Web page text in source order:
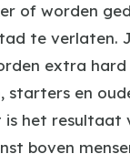
of worden
te verlaten.
extra
starters en
is het resultaat
boven